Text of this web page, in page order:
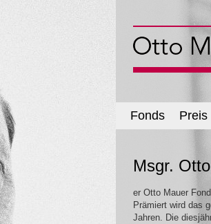
Fonds Preis
Msgr.
er Otto Mauer
Prämiert wird das
Jahren. Die